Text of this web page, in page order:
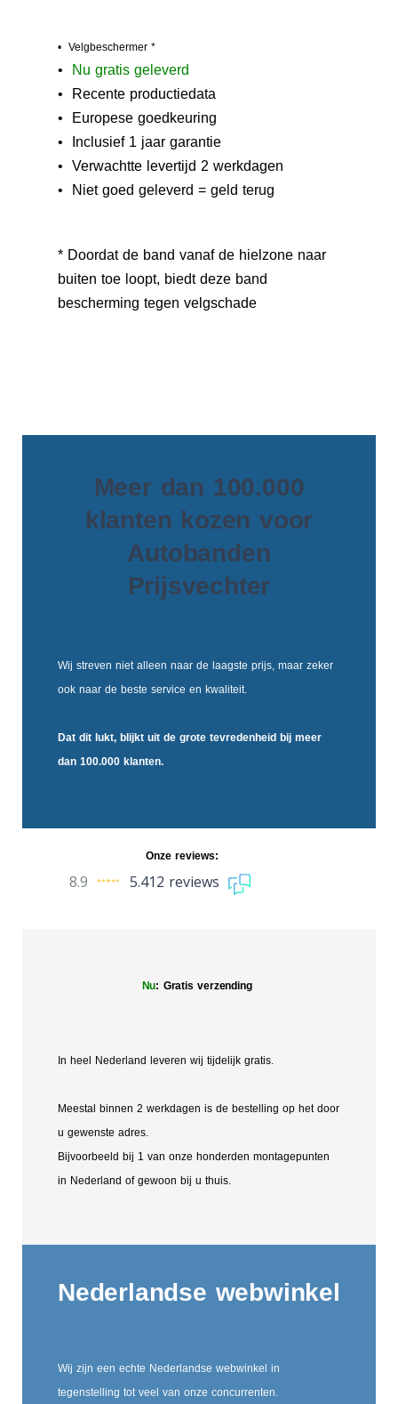
• Velgbeschermer *
• N u gratis geleverd
• Recente productiedata
• Europese goedkeuring
• Inclusief 1 jaar garantie
• Verwachtte levertijd 2 werkdagen
• Niet goed geleverd = geld terug
* Doordat de band vanaf de hielzone naar
buiten toe loopt, biedt deze band
bescherming tegen velgschade
Meer dan 100.000
klanten kozen voor
Autobanden
Prijsvechter
Wij streven niet alleen naar de laagste prijs, maar zeker
ook naar de beste service en kwaliteit.
Dat dit lukt, blijkt uit de grote tevredenheidbij meer
dan 100.000 klanten.
Onze reviews:
8.9 5.412 reviews
Nu: Gratis verzending
In heel Nederland leveren wij tijdelijk gratis.
Meestal binnen 2 werkdagen is de bestelling op het door
u gewenste adres.
Bijvoorbeeld bij 1 van onze honderden montagepunten
in Nederland of gewoon bij u thuis.
Nederlandse webwinkel
Wij zijn een echte Nederlandse webwinkel in
tegenstelling tot veel van onze concurrenten.